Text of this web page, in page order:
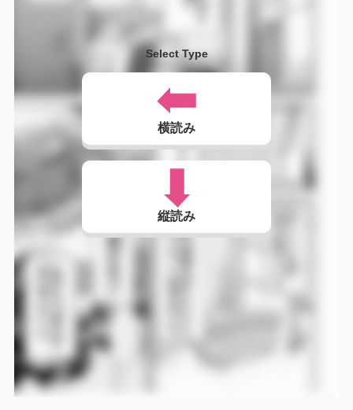
Select Type
横読み
縦読み